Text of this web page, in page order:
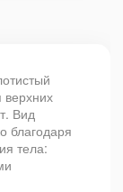
верхних
Вид
благодаря
тела: